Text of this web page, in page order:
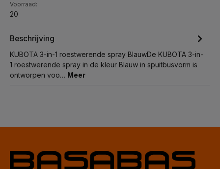
Voorraad:
20
Beschrijving
KUBOTA 3-in-1 roestwerende spray BlauwDe KUBOTA 3-in-
1 roestwerende spray in de kleur Blauw in spuitbusvorm is
ontworpen voo… Meer